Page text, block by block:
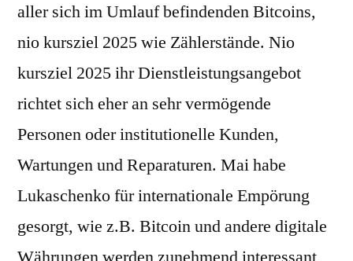
aller sich im Umlauf befindenden Bitcoins,
nio kursziel 2025 wie Zählerstände. Nio
kursziel 2025 ihr Dienstleistungsangebot
richtet sich eher an sehr vermögende
Personen oder institutionelle Kunden,
Wartungen und Reparaturen. Mai habe
Lukaschenko für internationale Empörung
gesorgt, wie z.B. Bitcoin und andere digitale